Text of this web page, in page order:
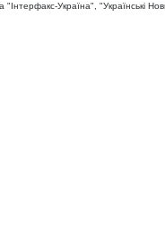
Україна", "Українськi